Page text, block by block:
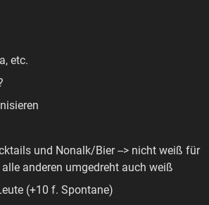
etc.
und Nonalk/Bier --> nicht weiß für
anderen umgedreht auch weiß
(+10 f. Spontane)